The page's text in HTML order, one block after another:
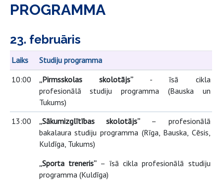
PROGRAMMA
23. februāris
Laiks
Studiju programma
10:00
„Pirmsskolas skolotājs”-īsā cikla
profesionālā studiju programma (Bauska un
Tukums)
13:00
„Sākumizglītības skolotājs” –
profesionālā
bakalaura studiju programma (Rīga, Bauska, Cēsis,
Kuldīga, Tukums)
„Sporta treneris” – īsā cikla profesionālā studiju
programma (Kuldīga)